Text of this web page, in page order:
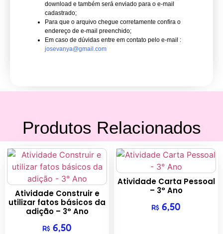
download e também será enviado para o e-mail
cadastrado;
Para que o arquivo chegue corretamente confira o
endereço de e-mail preenchido;
Em caso de dúvidas entre em contato pelo e-mail :
josevanya@gmail.com
Produtos Relacionados
Atividade Construir e
utilizar fatos básicos da
adição – 3° Ano
R$ 6,50
Atividade Carta Pessoal
– 3° Ano
R$ 6,50